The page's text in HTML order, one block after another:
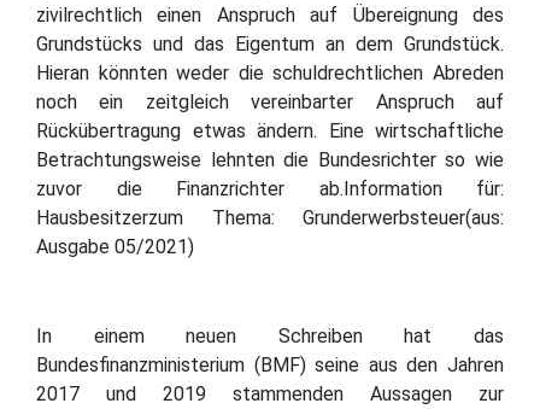
zivilrechtlich einen Anspruch auf Übereignung des
Grundstücks und das Eigentum an dem Grundstück.
Hieran könnten weder die schuldrechtlichen Abreden
noch ein zeitgleich vereinbarter Anspruch auf
Rückübertragung etwas ändern. Eine wirtschaftliche
Betrachtungsweise lehnten die Bundesrichter so wie
zuvor die Finanzrichter ab.Information für:
Hausbesitzerzum Thema: Grunderwerbsteuer(aus:
Ausgabe 05/2021)
In einem neuen Schreiben hat das
Bundesfinanzministerium (BMF) seine aus den Jahren
2017 und 2019 stammenden Aussagen zur